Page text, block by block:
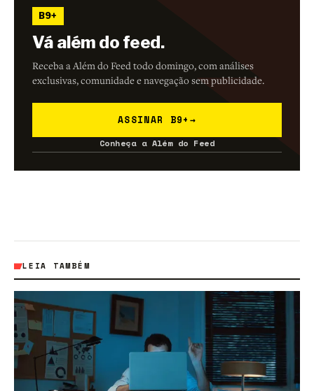
B9+
Vá além do feed.
Receba a Além do Feed todo domingo, com análises
exclusivas, comunidade e navegação sem publicidade.
ASSINAR B9+ →
Conheça a Além do Feed
LEIA TAMBÉM